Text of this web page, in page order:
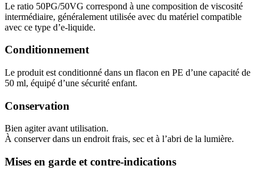
Le ratio 50PG/50VG correspond à une composition de viscosité
intermédiaire, généralement utilisée avec du matériel compatible
avec ce type d’e-liquide.
Conditionnement
Le produit est conditionné dans un flacon en PE d’une capacité de
50 ml, équipé d’une sécurité enfant.
Conservation
Bien agiter avant utilisation.
À conserver dans un endroit frais, sec et à l’abri de la lumière.
Mises en garde et contre-indications